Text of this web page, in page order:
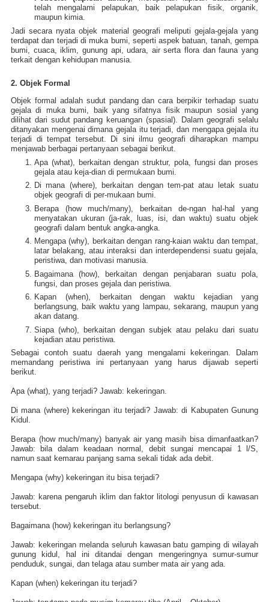
telah mengalami pelapukan, baik pelapukan fisik, organik,
maupun kimia.
Jadi secara nyata objek material geografi meliputi gejala-gejala yang
terdapat dan terjadi di muka bumi, seperti aspek batuan, tanah, gempa
bumi, cuaca, iklim, gunung api, udara, air serta flora dan fauna yang
terkait dengan kehidupan manusia.
2. Objek Formal
Objek formal adalah sudut pandang dan cara berpikir terhadap suatu
gejala di muka bumi, baik yang sifatnya fisik maupun sosial yang
dilihat dari sudut pandang keruangan (spasial). Dalam geografi selalu
ditanyakan mengenai dimana gejala itu terjadi, dan mengapa gejala itu
terjadi di tempat tersebut. Di sini ilmu geografi diharapkan mampu
menjawab berbagai pertanyaan sebagai berikut.
Apa (what), berkaitan dengan struktur, pola, fungsi dan proses
gejala atau keja-dian di permukaan bumi.
Di mana (where), berkaitan dengan tem-pat atau letak suatu
objek geografi di per-mukaan bumi.
Berapa (how much/many), berkaitan de-ngan hal-hal yang
menyatakan ukuran (ja-rak, luas, isi, dan waktu) suatu objek
geografi dalam bentuk angka-angka.
Mengapa (why), berkaitan dengan rang-kaian waktu dan tempat,
latar belakang, atau interaksi dan interdependensi suatu gejala,
peristiwa, dan motivasi manusia.
Bagaimana (how), berkaitan dengan penjabaran suatu pola,
fungsi, dan proses gejala dan peristiwa.
Kapan (when), berkaitan dengan waktu kejadian yang
berlangsung, baik waktu yang lampau, sekarang, maupun yang
akan datang.
Siapa (who), berkaitan dengan subjek atau pelaku dari suatu
kejadian atau peristiwa.
Sebagai contoh suatu daerah yang mengalami kekeringan. Dalam
memandang peristiwa ini pertanyaan yang harus dijawab seperti
berikut.
Apa (what), yang terjadi? Jawab: kekeringan.
Di mana (where) kekeringan itu terjadi? Jawab: di Kabupaten Gunung
Kidul.
Berapa (how much/many) banyak air yang masih bisa dimanfaatkan?
Jawab: bila dalam keadaan normal, debit sungai mencapai 1 l/S,
namun saat kemarau panjang sama sekali tidak ada debit.
Mengapa (why) kekeringan itu bisa terjadi?
Jawab: karena pengaruh iklim dan faktor litologi penyusun di kawasan
tersebut.
Bagaimana (how) kekeringan itu berlangsung?
Jawab: kekeringan melanda seluruh kawasan batu gamping di wilayah
gunung kidul, hal ini ditandai dengan mengeringnya sumur-sumur
penduduk, sungai, dan telaga atau sumber mata air yang ada.
Kapan (when) kekeringan itu terjadi?